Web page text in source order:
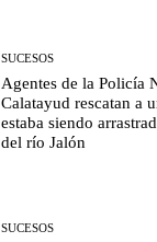
SUCESOS
Agentes de la Policía
Calatayud rescatan a
estaba siendo
del río Jalón
SUCESOS